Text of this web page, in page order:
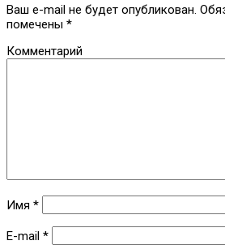
Ваш e-mail не будет опубликован.
помечены *
Комментарий
Имя *
E-mail *